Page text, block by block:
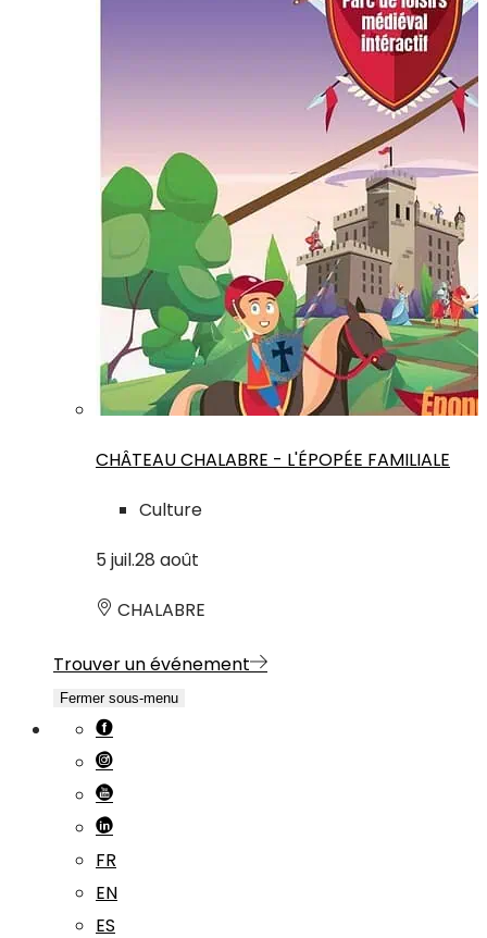
CHÂTEAU CHALABRE - L'ÉPOPÉE FAMILIALE
Culture
5 juil.28 août
CHALABRE
Trouver un événement
Fermer sous-menu
FR
EN
ES